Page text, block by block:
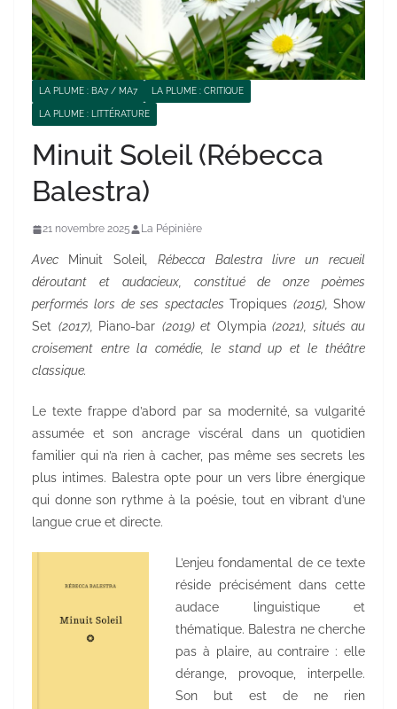
LA PLUME : BA7 / MA7 LA PLUME : CRITIQUE
LA PLUME : LITTÉRATURE
Minuit Soleil (Rébecca
Balestra)
21 novembre 2025 La Pépinière
Avec Minuit Soleil
, Rébecca Balestra livre un recueil
déroutant et audacieux, constitué de onze poèmes
performés lors de ses spectaclesTropiques (2015),Show
Set (2017), Piano-bar (2019) et Olympia (2021), situés au
croisement entre la comédie, le stand up et le théâtre
classique.
Le texte frappe d’abord par sa modernité, sa vulgarité
assumée et son ancrage viscéral dans un quotidien
familier qui n’a rien à cacher, pas même ses secrets les
plus intimes. Balestra opte pour un vers libre énergique
qui donne son rythme à la poésie, tout en vibrant d’une
langue crue et directe.
L’enjeu fondamental de ce texte
réside précisément dans cette
audace linguistique et
thématique. Balestra ne cherche
pas à plaire, au contraire : elle
dérange, provoque, interpelle.
Son but est de ne rien